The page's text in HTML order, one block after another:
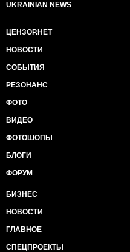
UKRAINIAN NEWS
ЦЕНЗОР.НЕТ
НОВОСТИ
СОБЫТИЯ
РЕЗОНАНС
ФОТО
ВИДЕО
ФОТОШОПЫ
БЛОГИ
ФОРУМ
БИЗНЕС
НОВОСТИ
ГЛАВНОЕ
СПЕЦПРОЕКТЫ